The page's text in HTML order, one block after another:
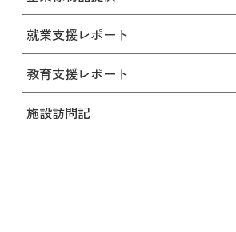
就業支援レポート
教育支援レポート
施設訪問記